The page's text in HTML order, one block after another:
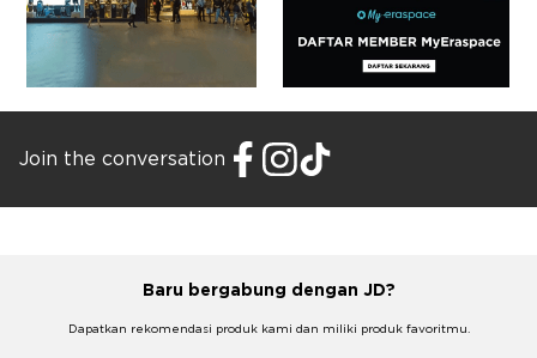
Join the conversation
Baru bergabung dengan JD?
Dapatkan rekomendasi produk kami dan miliki produk favoritmu.